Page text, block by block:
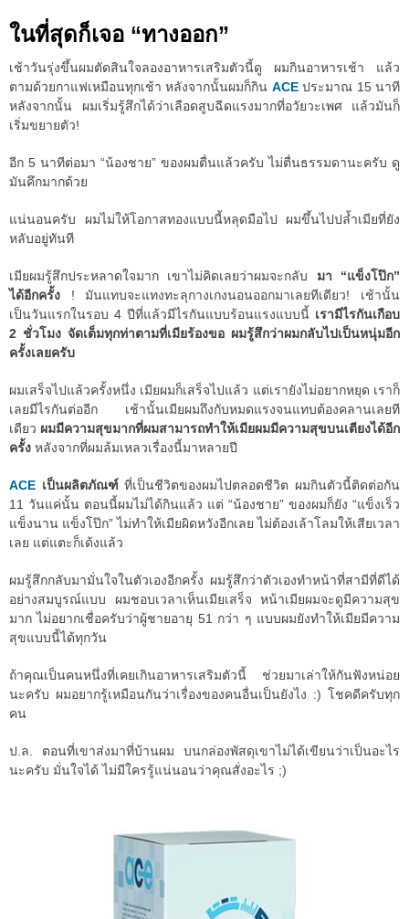
ในที่สุดก็เจอ “ทางออก”
เช้าวันรุ่งขึ้นผมตัดสินใจลองอาหารเสริมตัวนี้ดู ผมกินอาหารเช้า แล้ว
ตามด้วยกาแฟเหมือนทุกเช้า หลังจากนั้นผมก็กิน ACEประมาณ 15 นาที
หลังจากนั้น ผมเริ่มรู้สึกได้ว่าเลือดสูบฉีดแรงมากที่อวัยวะเพศ แล้วมันก็
เริ่มขยายตัว!
อีก 5 นาทีต่อมา “น้องชาย” ของผมตื่นแล้วครับ ไม่ตื่นธรรมดานะครับ ดู
มันคึกมากด้วย
แน่นอนครับ ผมไม่ให้โอกาสทองแบบนี้หลุดมือไป ผมขึ้นไปปล้ำเมียที่ยัง
หลับอยู่ทันที
เมียผมรู้สึกประหลาดใจมาก เขาไม่คิดเลยว่าผมจะกลับ มา “แข็งโป๊ก”
ได้อีกครั้ง ! มันแทบจะแทงทะลุกางเกงนอนออกมาเลยทีเดียว! เช้านั้น
เป็นวันแรกในรอบ 4 ปีที่แล้วมีไรกันแบบร้อนแรงแบบนี้ เรามีไรกันเกือบ
2 ชั่วโมง จัดเต็มทุกท่าตามที่เมียร้องขอ ผมรู้สึกว่าผมกลับไปเป็นหนุ่มอีก
ครั้งเลยครับ
ผมเสร็จไปแล้วครั้งหนึ่ง เมียผมก็เสร็จไปแล้ว แต่เรายังไม่อยากหยุด เราก็
เลยมีไรกันต่ออีก เช้านั้นเมียผมถึงกับหมดแรงจนแทบต้องคลานเลยที
เดียว ผมมีความสุขมากที่ผมสามารถทำให้เมียผมมีความสุขบนเตียงได้อีก
ครั้ง หลังจากที่ผมล้มเหลวเรื่องนี้มาหลายปี
ACE เป็นผลิตภัณฑ์ที่เป็นชีวิตของผมไปตลอดชีวิต ผมกินตัวนี้ติดต่อกัน
11 วันแค่นั้น ตอนนี้ผมไม่ได้กินแล้ว แต่ “น้องชาย” ของผมก็ยัง “แข็งเร็ว
แข็งนาน แข็งโป๊ก” ไม่ทำให้เมียผิดหวังอีกเลย ไม่ต้องเล้าโลมให้เสียเวลา
เลย แต่แตะก็เด้งแล้ว
ผมรู้สึกกลับมามั่นใจในตัวเองอีกครั้ง ผมรู้สึกว่าตัวเองทำหน้าที่สามีที่ดีได้
อย่างสมบูรณ์แบบ ผมชอบเวลาเห็นเมียเสร็จ หน้าเมียผมจะดูมีความสุข
มาก ไม่อยากเชื่อครับว่าผู้ชายอายุ 51 กว่า ๆ แบบผมยังทำให้เมียมีความ
สุขแบบนี้ได้ทุกวัน
ถ้าคุณเป็นคนหนึ่งที่เคยเกินอาหารเสริมตัวนี้ ช่วยมาเล่าให้กันฟังหน่อย
นะครับ ผมอยากรู้เหมือนกันว่าเรื่องของคนอื่นเป็นยังไง :) โชคดีครับทุก
คน
ป.ล. ตอนที่เขาส่งมาที่บ้านผม บนกล่องพัสดุเขาไม่ได้เขียนว่าเป็นอะไร
นะครับ มั่นใจได้ ไม่มีใครรู้แน่นอนว่าคุณสั่งอะไร ;)